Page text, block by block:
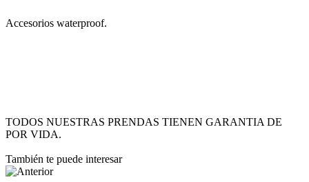
Accesorios waterproof.
TODOS NUESTRAS PRENDAS TIENEN GARANTIA DE
POR VIDA.
También te puede interesar